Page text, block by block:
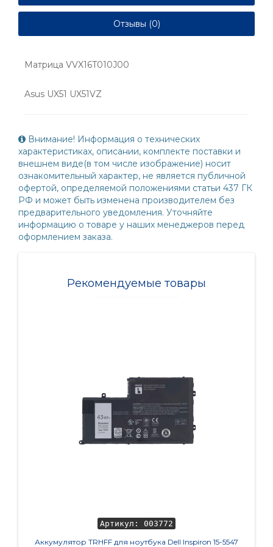
Отзывы (0)
Матрица VVX16T010J00
Asus UX51 UX51VZ
Внимание! Информация о технических
характеристиках, описании, комплекте поставки и
внешнем виде(в том числе изображение) носит
ознакомительный характер, не является публичной
офертой, определяемой положениями статьи 437 ГК
РФ и может быть изменена производителем без
предварительного уведомления. Уточняйте
информацию о товаре у наших менеджеров перед
оформлением заказа.
Рекомендуемые товары
Артикул: 003772
Аккумулятор TRHFF для ноутбука Dell Inspiron 15-5547